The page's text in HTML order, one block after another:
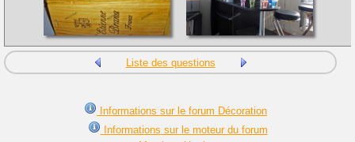
Liste des questions
Informations sur le forum Décoration
Informations sur le moteur du forum